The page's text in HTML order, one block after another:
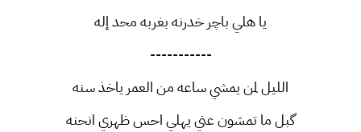
يا هلي باچر خدرنه بغربه محد إله
-----------
الليل لمن يمشي ساعه من العمر ياخذ سنه
گبل ما تمشون عني يهلي احس ظهري انحنه